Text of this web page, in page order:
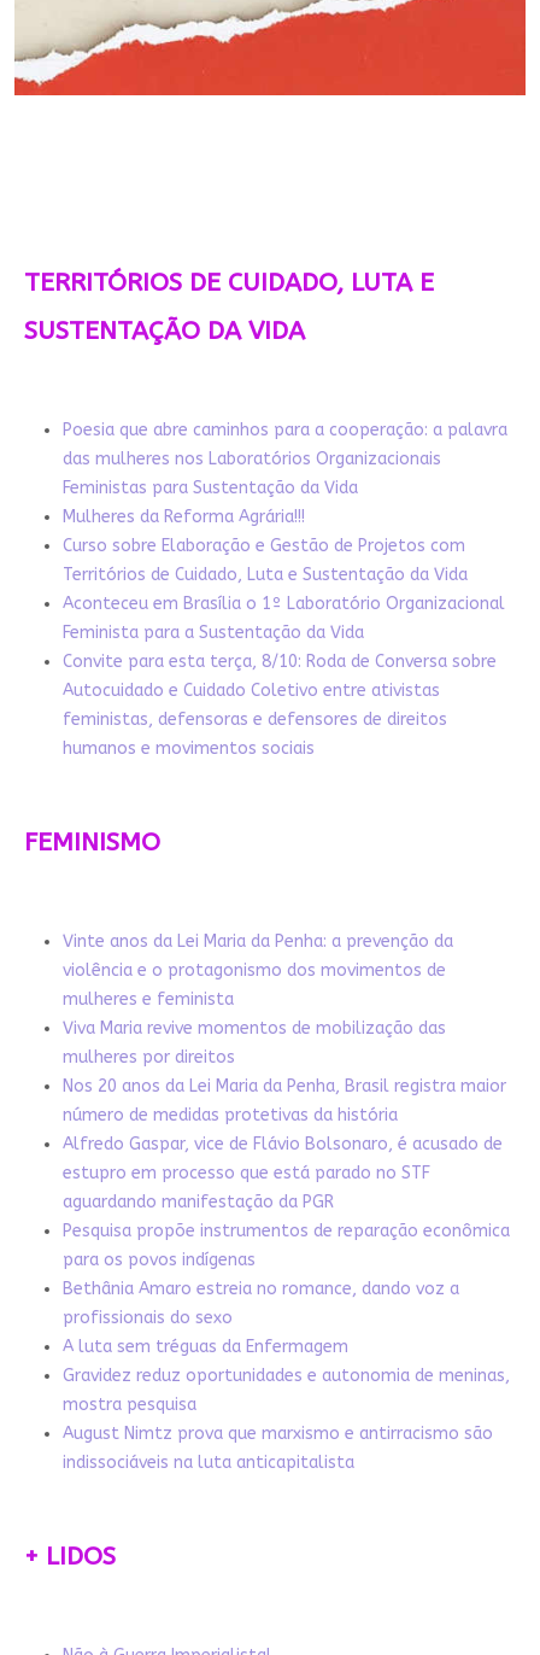
TERRITÓRIOS DE CUIDADO, LUTA E
SUSTENTAÇÃO DA VIDA
Poesia que abre caminhos para a cooperação: a palavra
das mulheres nos Laboratórios Organizacionais
Feministas para Sustentação da Vida
Mulheres da Reforma Agrária!!!
Curso sobre Elaboração e Gestão de Projetos com
Territórios de Cuidado, Luta e Sustentação da Vida
Aconteceu em Brasília o 1º Laboratório Organizacional
Feminista para a Sustentação da Vida
Convite para esta terça, 8/10: Roda de Conversa sobre
Autocuidado e Cuidado Coletivo entre ativistas
feministas, defensoras e defensores de direitos
humanos e movimentos sociais
FEMINISMO
Vinte anos da Lei Maria da Penha: a prevenção da
violência e o protagonismo dos movimentos de
mulheres e feminista
Viva Maria revive momentos de mobilização das
mulheres por direitos
Nos 20 anos da Lei Maria da Penha, Brasil registra maior
número de medidas protetivas da história
Alfredo Gaspar, vice de Flávio Bolsonaro, é acusado de
estupro em processo que está parado no STF
aguardando manifestação da PGR
Pesquisa propõe instrumentos de reparação econômica
para os povos indígenas
Bethânia Amaro estreia no romance, dando voz a
profissionais do sexo
A luta sem tréguas da Enfermagem
Gravidez reduz oportunidades e autonomia de meninas,
mostra pesquisa
August Nimtz prova que marxismo e antirracismo são
indissociáveis na luta anticapitalista
+ LIDOS